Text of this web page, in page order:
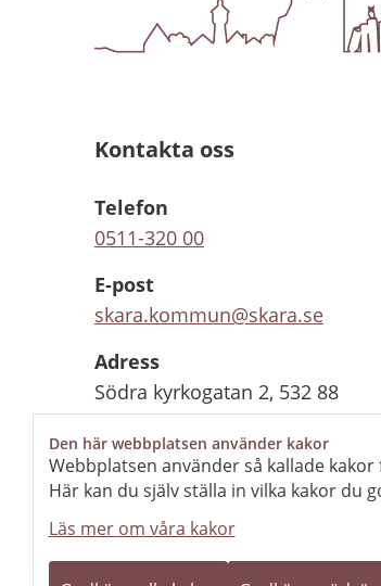
Den här webbplatsen använder kakor
Webbplatsen använder så kallade
Här kan du själv ställa in vilka kakor du
Läs mer om våra kakor
Kontakta oss
Telefon
0511-320 00
E-post
skara.kommun@skara.se
Adress
Södra kyrkogatan 2, 532 88
Skara
Organisationsnummer
212000-1702
Kontaktcenter